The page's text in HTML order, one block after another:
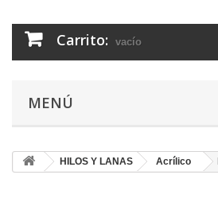
Carrito: vacío
MENÚ
HILOS Y LANAS Acrílico